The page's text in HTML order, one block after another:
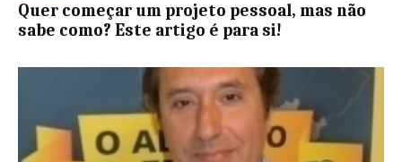
Quer começar um projeto pessoal, mas não
sabe como? Este artigo é para si!